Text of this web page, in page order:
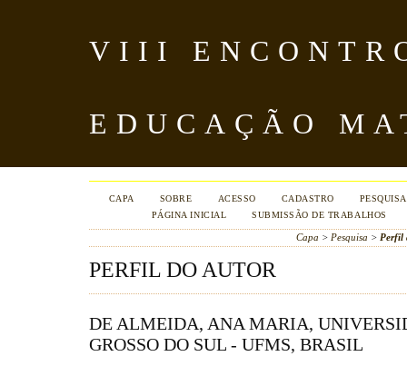
VIII
EDUCAÇÃO
CAPA SOBRE ACESSO CADASTRO
PESQUISA
PÁGINA INICIAL
SUBMISSÃO DE TRABALHOS
Capa > Pesquisa > Perfil
PERFIL DO AUTOR
DE ALMEIDA, ANA MARIA,
GROSSO DO SUL - UFMS, BRASIL